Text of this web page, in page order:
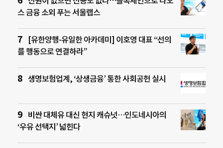
스 금융 소외 푸는 서울랩스
[유한양행-유일한 아카데미] 이호영 대표 “선의
를 행동으로 연결하라”
생명보험업계, ‘상생금융’ 통한 사회공헌 실시
비싼 대체유 대신 현지 캐슈넛…인도네시아의
‘우유 선택지’ 넓힌다